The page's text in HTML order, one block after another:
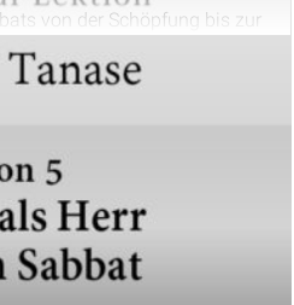
von der Schöpfung bis zur
Erinnerung an Gott als
wie er den Sabbat lebte und
für die Gemeinschaft und
die Zukunft.